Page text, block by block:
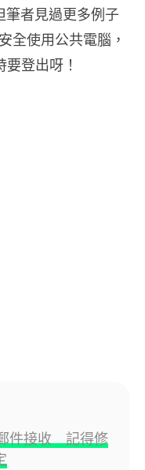
者見過更多例子
全使用公共電腦，
登出呀！
件接收 記得修